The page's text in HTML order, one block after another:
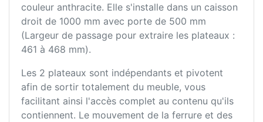
couleur anthracite. Elle s'installe dans un caisson
droit de 1000 mm avec porte de 500 mm
(Largeur de passage pour extraire les plateaux :
461 à 468 mm).
Les 2 plateaux sont indépendants et pivotent
afin de sortir totalement du meuble, vous
facilitant ainsi l'accès complet au contenu qu'ils
contiennent. Le mouvement de la ferrure et des